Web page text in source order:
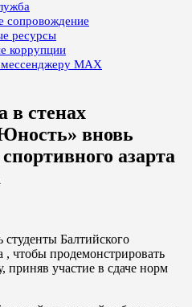
сопровождение
ресурсы
коррупции
MAX
в стенах
вновь
азарта
студенты Балтийского
чтобы продемонстрировать
приняв участие в сдаче норм